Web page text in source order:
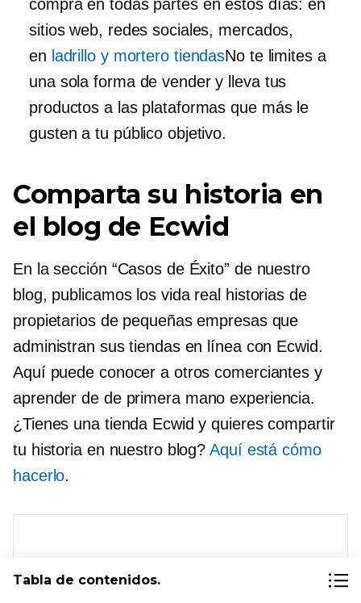
compra en todas partes en estos días: en
sitios web, redes sociales, mercados,
en ladrillo y morterotiendasNo te limites a
una sola forma de vender y lleva tus
productos a las plataformas que más le
gusten a tu público objetivo.
Comparta su historia en
el blog de Ecwid
En la sección “Casos de Éxito” de nuestro
blog, publicamos los vida real historias de
propietarios de pequeñas empresas que
administran sus tiendas en línea con Ecwid.
Aquí puede conocer a otros comerciantes y
aprender de de primera mano experiencia.
¿Tienes una tienda Ecwid y quieres compartir
tu historia en nuestro blog?Aquí está cómo
hacerlo.
Tabla de contenidos.